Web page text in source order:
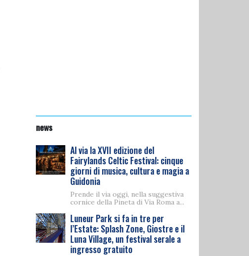
news
Al via la XVII edizione del
Fairylands Celtic Festival: cinque
giorni di musica, cultura e magia a
Guidonia
Prende il via oggi, nella suggestiva
cornice della Pineta di Via Roma a...
Luneur Park si fa in tre per
l’Estate: Splash Zone, Giostre e il
Luna Village, un festival serale a
ingresso gratuito